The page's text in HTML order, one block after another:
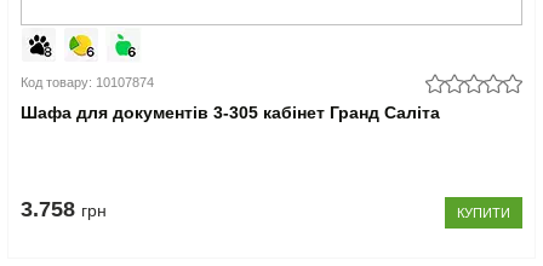
Код товару: 10107874
Шафа для документів 3-305 кабінет Гранд Саліта
3.758 грн КУПИТИ